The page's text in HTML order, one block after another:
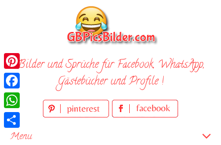
Bilder und Sprüche für Facebook, WhatsApp,
Gästebücher und Profile !
Menu
Pinterest
Facebook
WhatsApp
Teilen